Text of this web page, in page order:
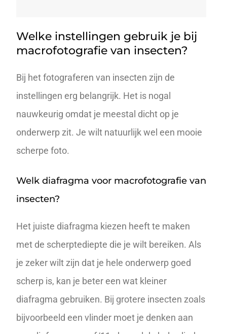
Welke instellingen gebruik je bij
macrofotografie van insecten?
Bij het fotograferen van insecten zijn de
instellingen erg belangrijk. Het is nogal
nauwkeurig omdat je meestal dicht op je
onderwerp zit. Je wilt natuurlijk wel een mooie
scherpe foto.
Welk diafragma voor macrofotografie van
insecten?
Het juiste diafragma kiezen heeft te maken
met de scherptediepte die je wilt bereiken. Als
je zeker wilt zijn dat je hele onderwerp goed
scherp is, kan je beter een wat kleiner
diafragma gebruiken. Bij grotere insecten zoals
bijvoorbeeld een vlinder moet je denken aan